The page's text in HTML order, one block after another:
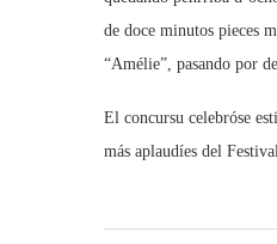
de doce minutos pieces
“Amélie”, pasando por
El concursu celebróse
más aplaudíes del